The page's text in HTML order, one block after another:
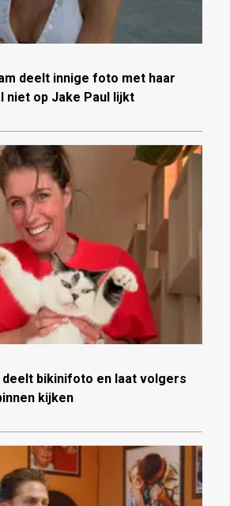
deelt innige foto met haar
niet op Jake Paul lijkt
deelt bikinifoto en laat volgers
kijken